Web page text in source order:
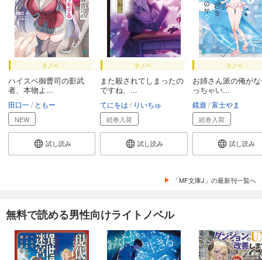
ラノベ
ハイスペ御曹司の影武
者、本物よ...
田口一 ともー
NEW
試し読み
ラノベ
また殺されてしまったの
ですね、...
てにをは りいちゅ
続巻入荷
試し読み
ラノベ
お姉さん派の俺が
っちゃい...
鏡遊 富士やま
続巻入荷
試し読み
「MF文庫J」の最新刊一覧へ
無料で読める男性向けライトノベル